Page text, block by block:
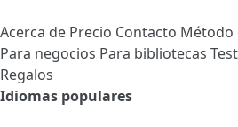
Acerca de Precio Contacto Método
Para negocios Para bibliotecas
Regalos
Idiomas populares